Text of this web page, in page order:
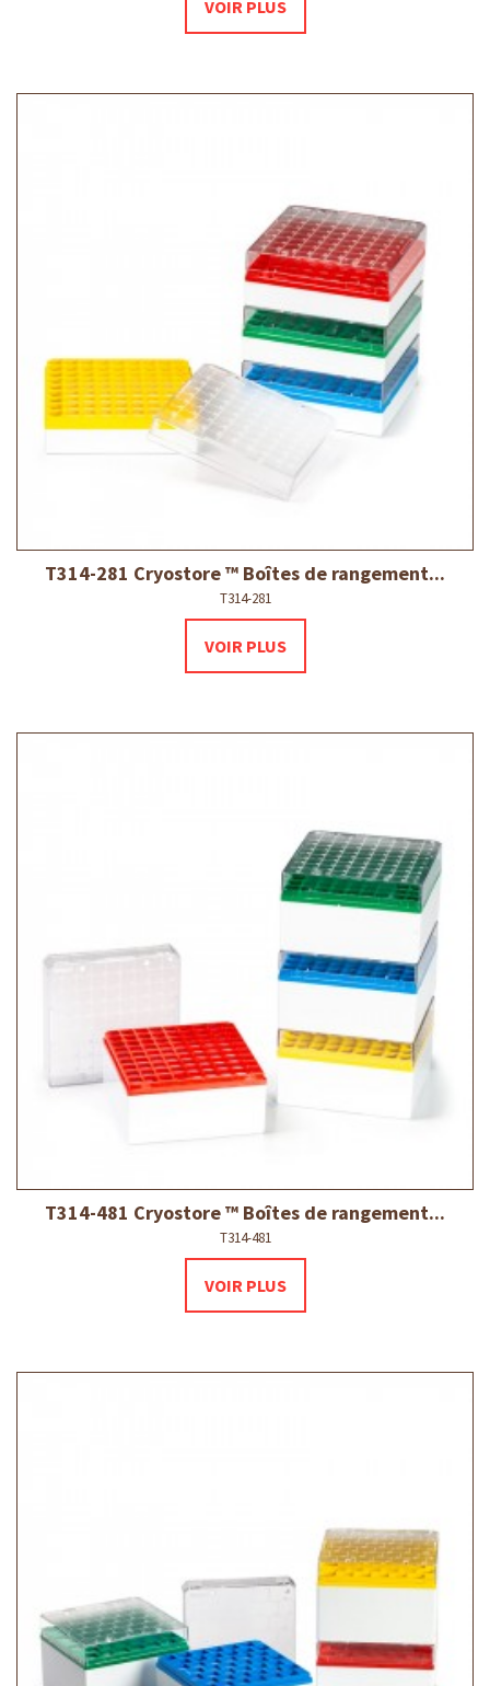
VOIR PLUS
T314-281 Cryostore ™ Boîtes de rangement...
T314-281
VOIR PLUS
T314-481 Cryostore ™ Boîtes de rangement...
T314-481
VOIR PLUS